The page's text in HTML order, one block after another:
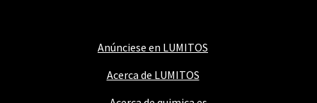
Anúnciese en LUMITOS
Acerca de LUMITOS